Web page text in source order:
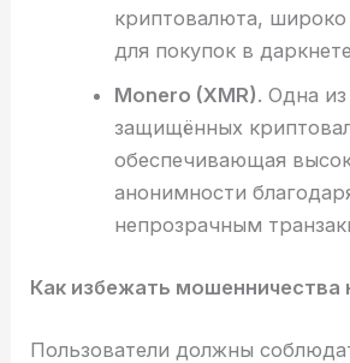
криптовалюта, широко
для покупок в
Monero (XMR). Одна
защищённых
обеспечивающая
анонимности
непрозрачным
Как избежать мошенничества
Пользователи должны